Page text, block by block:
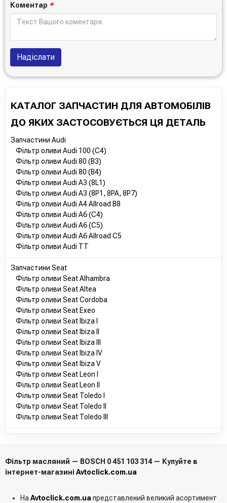
Коментар *
Надіслати
КАТАЛОГ ЗАПЧАСТИН ДЛЯ АВТОМОБІЛІВ
ДО ЯКИХ ЗАСТОСОВУЄТЬСЯ ЦЯ ДЕТАЛЬ
Запчастини Audi
Фільтр оливи Audi 100 (C4)
Фільтр оливи Audi 80 (B3)
Фільтр оливи Audi 80 (B4)
Фільтр оливи Audi A3 (8L1)
Фільтр оливи Audi A3 (8P1, 8PA, 8P7)
Фільтр оливи Audi A4 Allroad B8
Фільтр оливи Audi A6 (C4)
Фільтр оливи Audi A6 (C5)
Фільтр оливи Audi A6 Allroad C5
Фільтр оливи Audi TT
Запчастини Seat
Фільтр оливи Seat Alhambra
Фільтр оливи Seat Altea
Фільтр оливи Seat Cordoba
Фільтр оливи Seat Exeo
Фільтр оливи Seat Ibiza I
Фільтр оливи Seat Ibiza II
Фільтр оливи Seat Ibiza III
Фільтр оливи Seat Ibiza IV
Фільтр оливи Seat Ibiza V
Фільтр оливи Seat Leon I
Фільтр оливи Seat Leon II
Фільтр оливи Seat Toledo I
Фільтр оливи Seat Toledo II
Фільтр оливи Seat Toledo III
Фільтр масляний — BOSCH 0 451 103 314 — Купуйте в
інтернет-магазині Avtoclick.com.ua
На Avtoclick.com.ua представлений великий асортимент